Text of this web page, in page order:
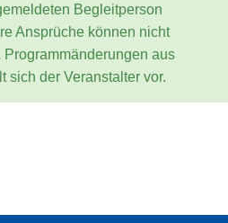
Begleitperson
Ansprüche können nicht
aus
sich der Veranstalter vor.